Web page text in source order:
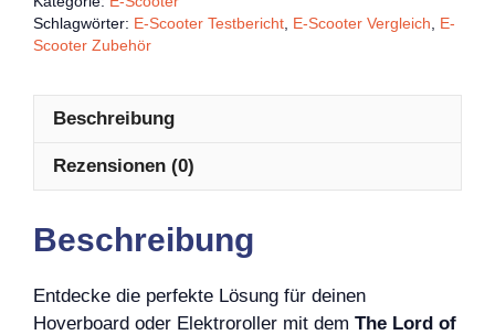
Schlagwörter: E-Scooter Testbericht E-Scooter Vergleich
E-
Scooter Zubehör
Beschreibung
Rezensionen (0)
Beschreibung
Entdecke die perfekte Lösung für deinen
Hoverboard oder Elektroroller mit dem The Lord of